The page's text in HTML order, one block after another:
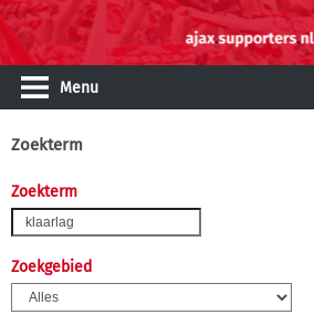
Menu
Zoekterm
Zoekterm
Zoekgebied